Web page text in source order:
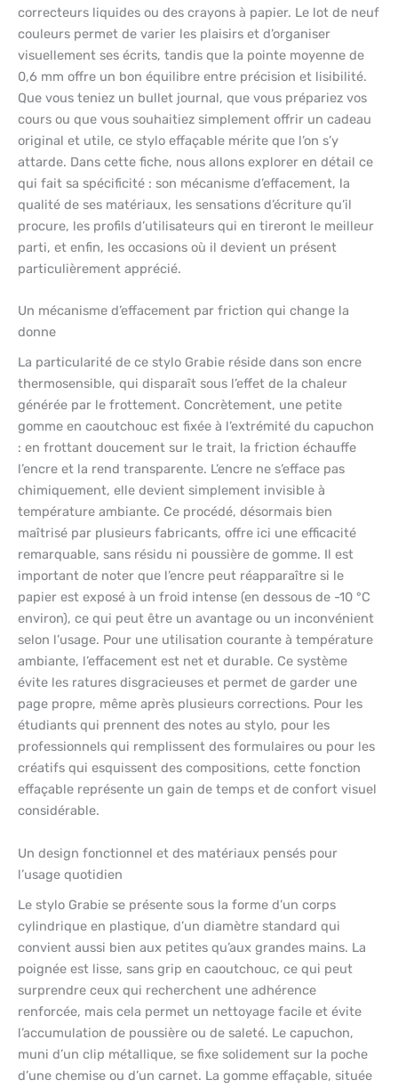
correcteurs liquides ou des crayons à papier. Le lot de neuf
couleurs permet de varier les plaisirs et d’organiser
visuellement ses écrits, tandis que la pointe moyenne de
0,6 mm offre un bon équilibre entre précision et lisibilité.
Que vous teniez un bullet journal, que vous prépariez vos
cours ou que vous souhaitiez simplement offrir un cadeau
original et utile, ce stylo effaçable mérite que l’on s’y
attarde. Dans cette fiche, nous allons explorer en détail ce
qui fait sa spécificité : son mécanisme d’effacement, la
qualité de ses matériaux, les sensations d’écriture qu’il
procure, les profils d’utilisateurs qui en tireront le meilleur
parti, et enfin, les occasions où il devient un présent
particulièrement apprécié.
Un mécanisme d’effacement par friction qui change la
donne
La particularité de ce stylo Grabie réside dans son encre
thermosensible, qui disparaît sous l’effet de la chaleur
générée par le frottement. Concrètement, une petite
gomme en caoutchouc est fixée à l’extrémité du capuchon
: en frottant doucement sur le trait, la friction échauffe
l’encre et la rend transparente. L’encre ne s’efface pas
chimiquement, elle devient simplement invisible à
température ambiante. Ce procédé, désormais bien
maîtrisé par plusieurs fabricants, offre ici une efficacité
remarquable, sans résidu ni poussière de gomme. Il est
important de noter que l’encre peut réapparaître si le
papier est exposé à un froid intense (en dessous de -10 °C
environ), ce qui peut être un avantage ou un inconvénient
selon l’usage. Pour une utilisation courante à température
ambiante, l’effacement est net et durable. Ce système
évite les ratures disgracieuses et permet de garder une
page propre, même après plusieurs corrections. Pour les
étudiants qui prennent des notes au stylo, pour les
professionnels qui remplissent des formulaires ou pour les
créatifs qui esquissent des compositions, cette fonction
effaçable représente un gain de temps et de confort visuel
considérable.
Un design fonctionnel et des matériaux pensés pour
l’usage quotidien
Le stylo Grabie se présente sous la forme d’un corps
cylindrique en plastique, d’un diamètre standard qui
convient aussi bien aux petites qu’aux grandes mains. La
poignée est lisse, sans grip en caoutchouc, ce qui peut
surprendre ceux qui recherchent une adhérence
renforcée, mais cela permet un nettoyage facile et évite
l’accumulation de poussière ou de saleté. Le capuchon,
muni d’un clip métallique, se fixe solidement sur la poche
d’une chemise ou d’un carnet. La gomme effaçable, située